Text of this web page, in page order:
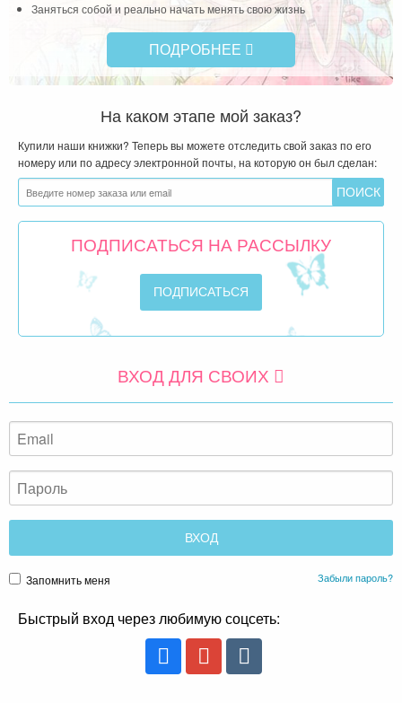
Заняться собой и реально начать менять свою жизнь
ПОДРОБНЕЕ
На каком этапе мой заказ?
Купили наши книжки? Теперь вы можете отследить свой заказ по его
номеру или по адресу электронной почты, на которую он был сделан:
ПОДПИСАТЬСЯ НА РАССЫЛКУ
ВХОД ДЛЯ СВОИХ
Запомнить меня Забыли пароль?
Быстрый вход через любимую соцсеть: